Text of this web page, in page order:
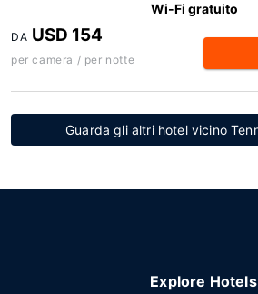
Wi-Fi gratuito
DA USD 154
per camera / per notte
Guarda gli altri hotel vicino
Explore Hotels